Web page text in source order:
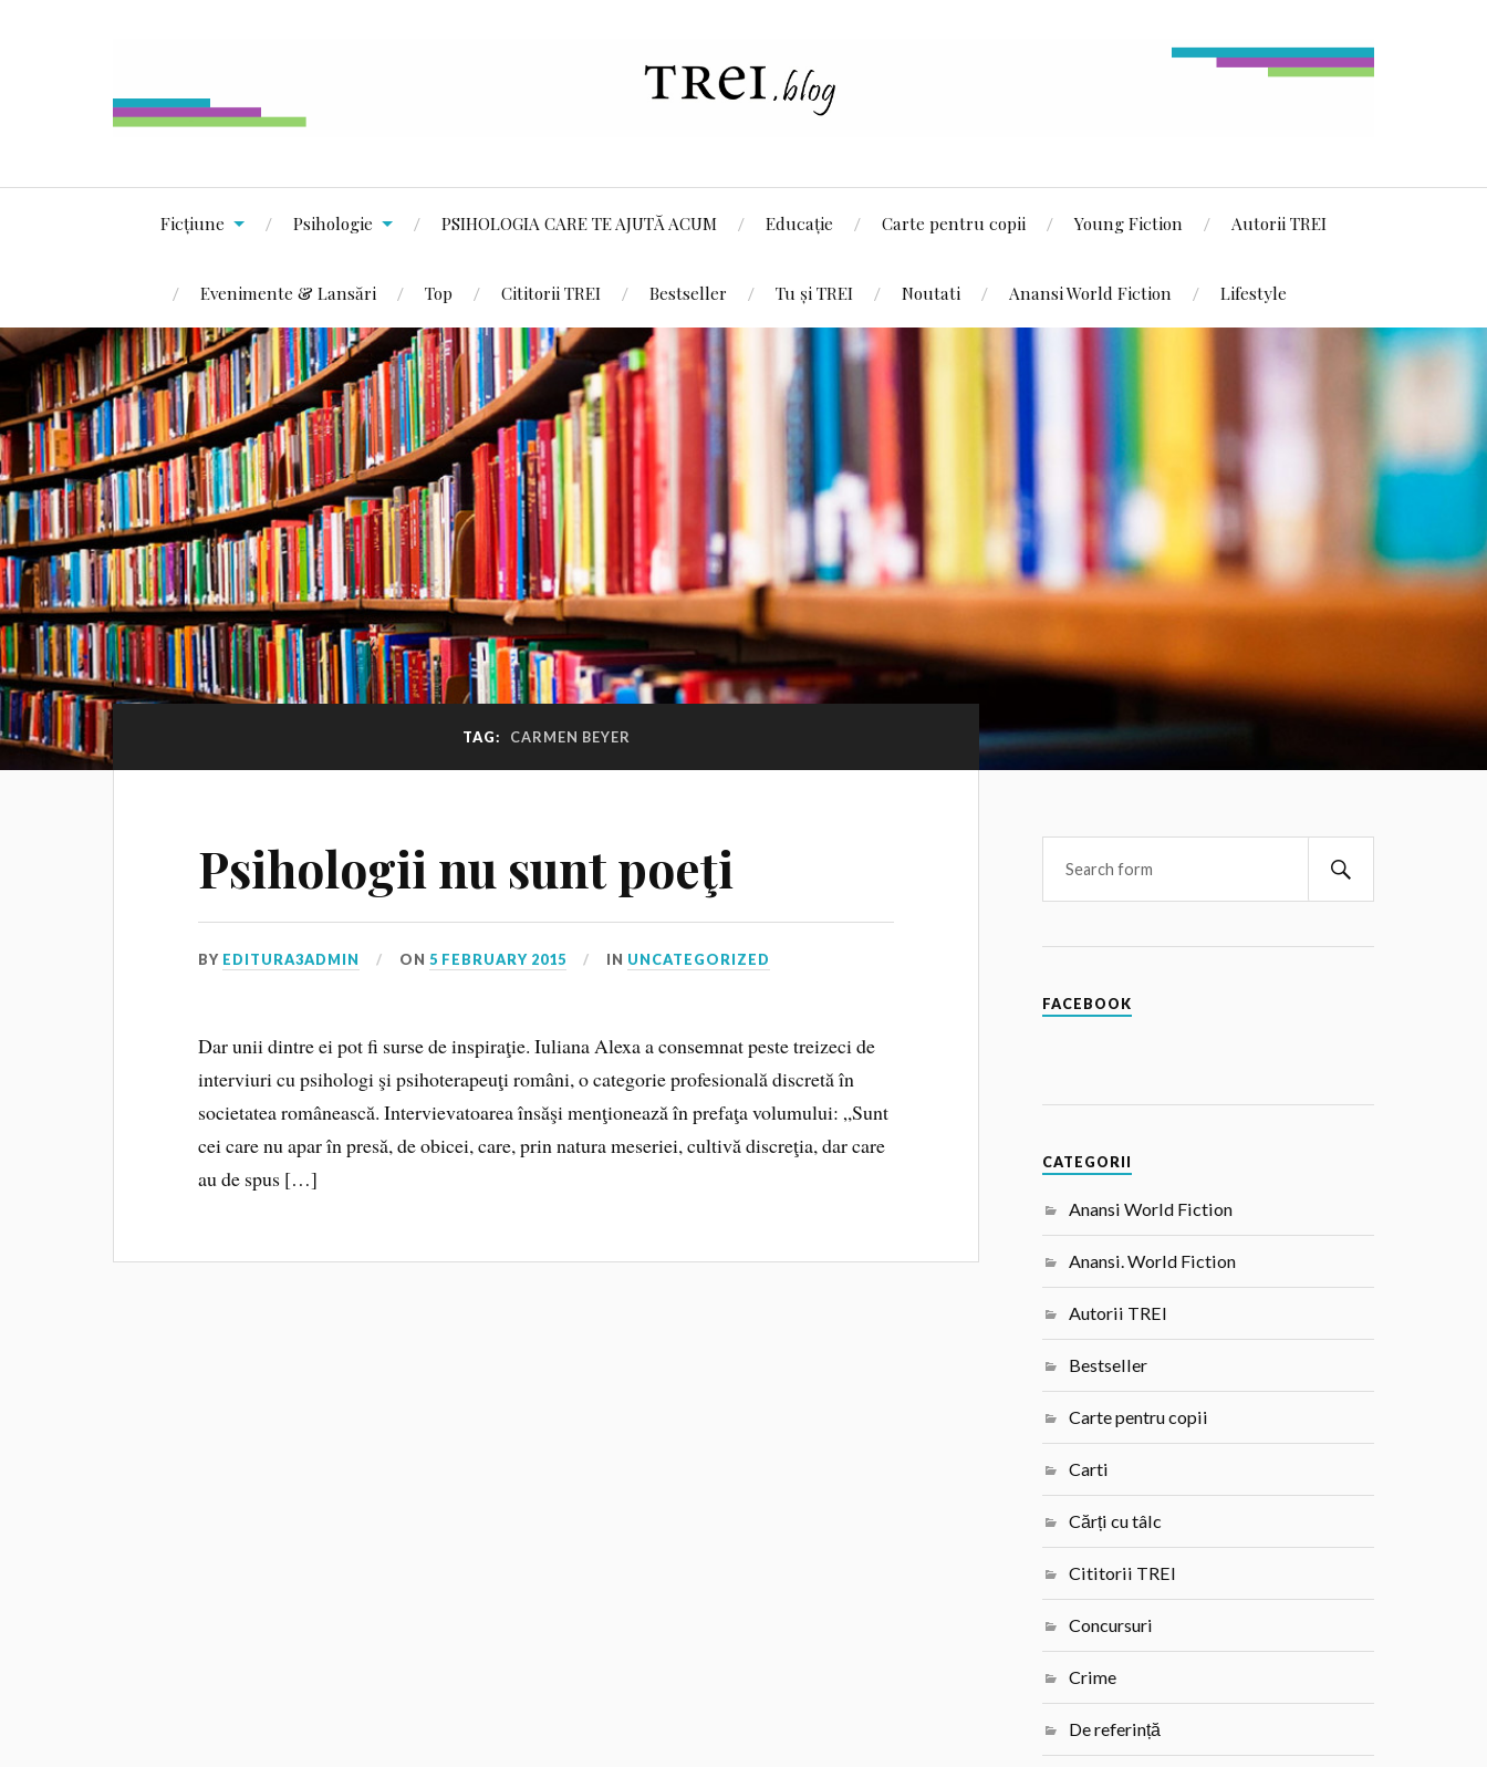
Ficțiune Psihologie PSIHOLOGIA CARE TE AJUTĂ ACUM Educație Carte pentru copii Young Fiction Autorii TREI
Evenimente & Lansări Top Cititorii TREI Bestseller Tu și TREI Noutati Anansi World Fiction Lifestyle
TAG: CARMEN BEYER
Psihologii nu sunt poeţi
BY EDITURA3ADMIN ON5 FEBRUARY 2015 IN UNCATEGORIZED
Dar unii dintre ei pot fi surse de inspiraţie. Iuliana Alexa a consemnat peste treizeci de
interviuri cu psihologi şi psihoterapeuţi români, o categorie profesională discretă în
societatea românească. Intervievatoarea însăşi menţionează în prefaţa volumului: „Sunt
cei care nu apar în presă, de obicei, care, prin natura meseriei, cultivă discreţia, dar care
au de spus […]
FACEBOOK
CATEGORII
Anansi World Fiction
Anansi. World Fiction
Autorii TREI
Bestseller
Carte pentru copii
Carti
Cărți cu tâlc
Cititorii TREI
Concursuri
Crime
De referință